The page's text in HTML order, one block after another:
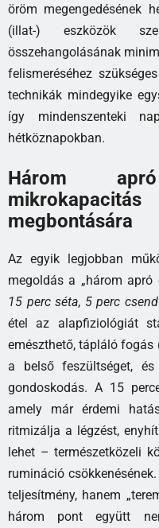
öröm megengedésének
(illat-) eszközök
összehangolásának
felismeréséhez
technikák mindegyike
így mindenszenteki
hétköznapokban.
Három
megbontására
Az egyik legjobban
megoldás a „három apró
15 perc séta, 5 perc csend
étel az alapfiziológiát
emészthető, tápláló fogás
a belső feszültséget,
gondoskodás. A 15
amely már érdemi
ritmizálja a légzést,
lehet – természetközeli
rumináció
teljesítmény, hanem
három pont együtt